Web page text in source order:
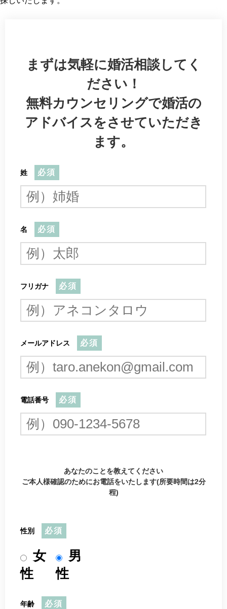
まずは気軽に婚活相談してく
ださい！
無料カウンセリングで婚活の
アドバイスをさせていただき
ます。
姓 必須
名 必須
フリガナ 必須
メールアドレス 必須
電話番号 必須
あなたのことを教えてください
ご本人様確認のためにお電話をいたします(所要時間は2分
程)
性別 必須
女
性
男
性
年齢 必須